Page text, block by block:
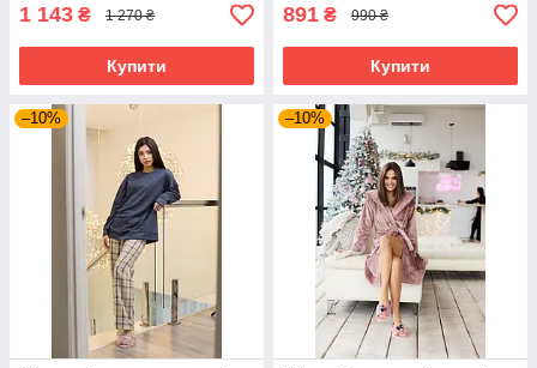
1 143 ₴ 1 270 ₴
Купити
891 ₴ 990 ₴
Купити
–10% –10%